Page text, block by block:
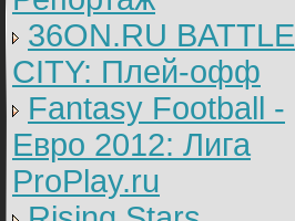
36ON.RU BATTLE
CITY: Плей-офф
Fantasy Football -
Евро 2012: Лига
ProPlay.ru